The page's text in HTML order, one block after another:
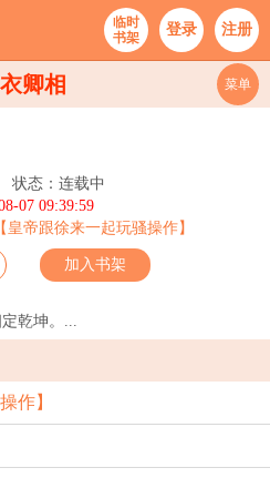
临时
书架
登录 注册
卿相 菜单
状态：连载中
07 09:39:59
皇帝跟徐来一起玩骚操作】
加入书架
乾坤。...
作】